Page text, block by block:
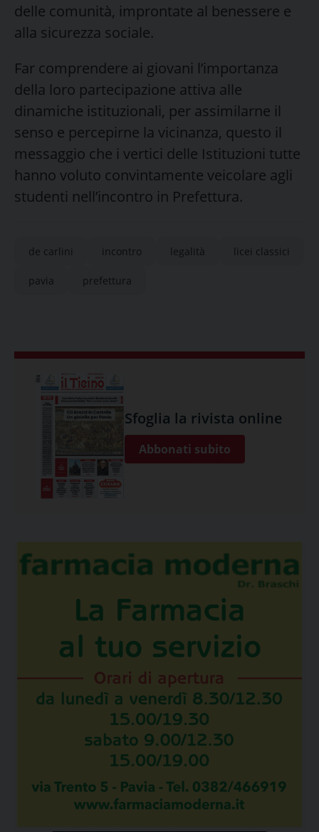
delle comunità, improntate al benessere e
alla sicurezza sociale.
Far comprendere ai giovani l’importanza
della loro partecipazione attiva alle
dinamiche istituzionali, per assimilarne il
senso e percepirne la vicinanza, questo il
messaggio che i vertici delle Istituzioni tutte
hanno voluto convintamente veicolare agli
studenti nell’incontro in Prefettura.
de carlini incontro legalità licei classici
pavia prefettura
Sfoglia la rivista online
Abbonati subito